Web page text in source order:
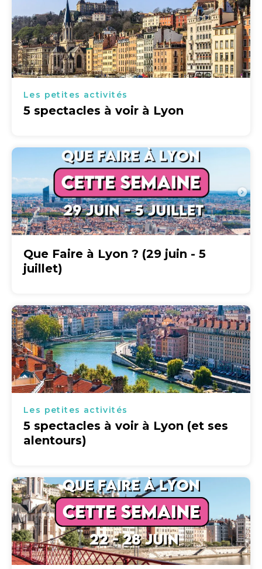
Les petites activités
5 spectacles à voir à Lyon
Que Faire à Lyon ? (29 juin - 5
juillet)
Les petites activités
5 spectacles à voir à Lyon (et ses
alentours)